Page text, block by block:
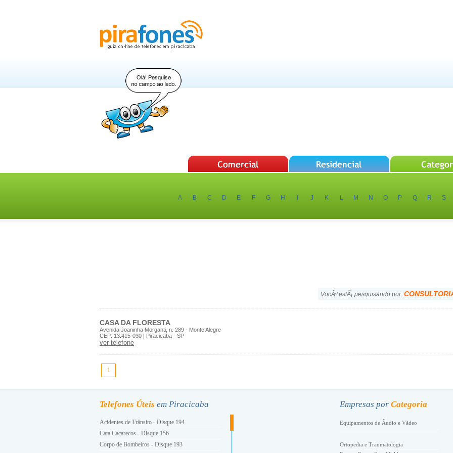
A B C D E F G H J K M N O P Q R S
VocÃª estÃ¡ pesquisando por:
CASA DA FLORESTA
Avenida Joaninha Morganti, n. 289 - Monte Alegre
CEP: 13.415-030 | Piracicaba - SP
ver telefone
1
Empresas por Categoria
Equipamentos de Ãudio e Vãdeo
Ortopedia e Traumatologia
Telefones Úteis em Piracicaba
Acidentes de Trânsito - Disque 194
Cata Cacarecos - Disque 156
Corpo de Bombeiros - Disque 193